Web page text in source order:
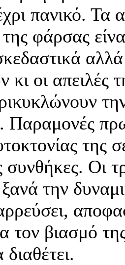
πανικό. Τα
φάρσας
κι οι απειλές
Παραμονές
της
Οι
την
τον βιασμό